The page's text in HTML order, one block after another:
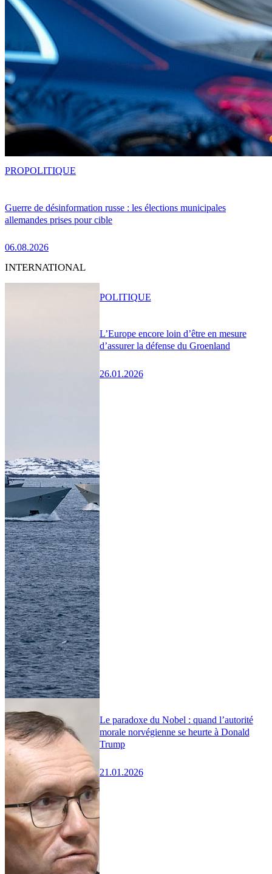
Guerre de désinformation russe : les élections municipales
allemandes prises pour cible
06.08.2026
PROPOLITIQUE
INTERNATIONAL
L’Europe encore loin d’être en mesure
d’assurer la défense du Groenland
26.01.2026
POLITIQUE
Le paradoxe du Nobel : quand l’autorité
morale norvégienne se heurte à Donald
Trump
21.01.2026